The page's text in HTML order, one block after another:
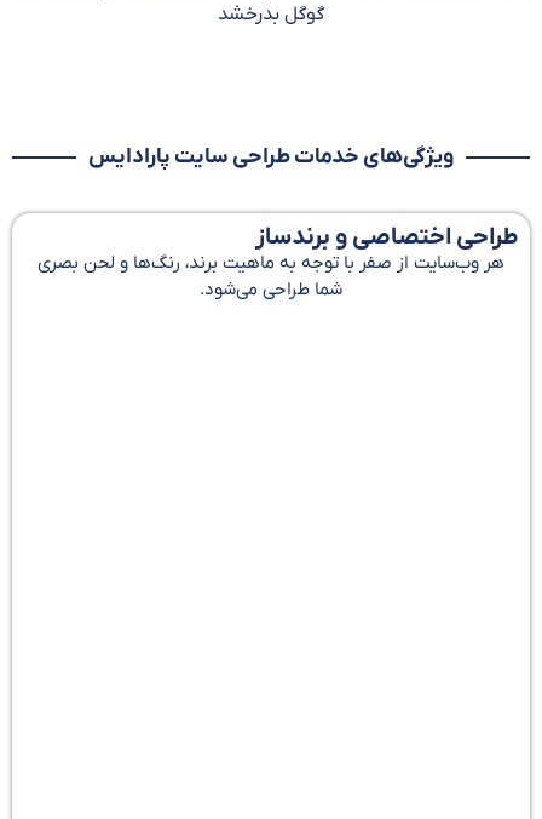
گوگل بدرخشد
ویژگی‌های خدمات طراحی سایت پارادایس
طراحی اختصاصی و برندساز
هر وب‌سایت از صفر با توجه به ماهیت برند، رنگ‌ها و لحن بصری
شما طراحی می‌شود.